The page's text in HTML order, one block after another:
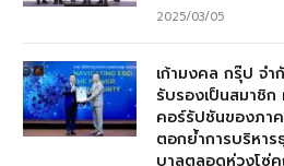
2025/03/05
เก้ามงคล กรุ๊ป จ
รับรองเป็นสมาชิ
คอร์รัปชันของภา
ตอกย้ำการบริหาร
บาลตลอดห่วงโซ่